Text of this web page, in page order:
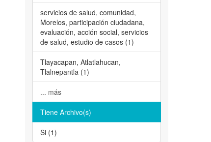
servicios de salud, comunidad,
Morelos, participación ciudadana,
evaluación, acción social, servicios
de salud, estudio de casos (1)
Tlayacapan, Atlatlahucan,
Tlalnepantla (1)
... más
Tiene Archivo(s)
Si (1)